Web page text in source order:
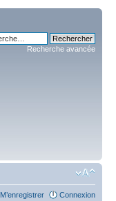
Recherche avancée
M’enregistrer Connexion